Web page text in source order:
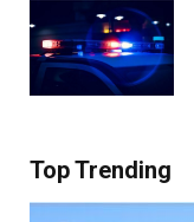
Top Trending